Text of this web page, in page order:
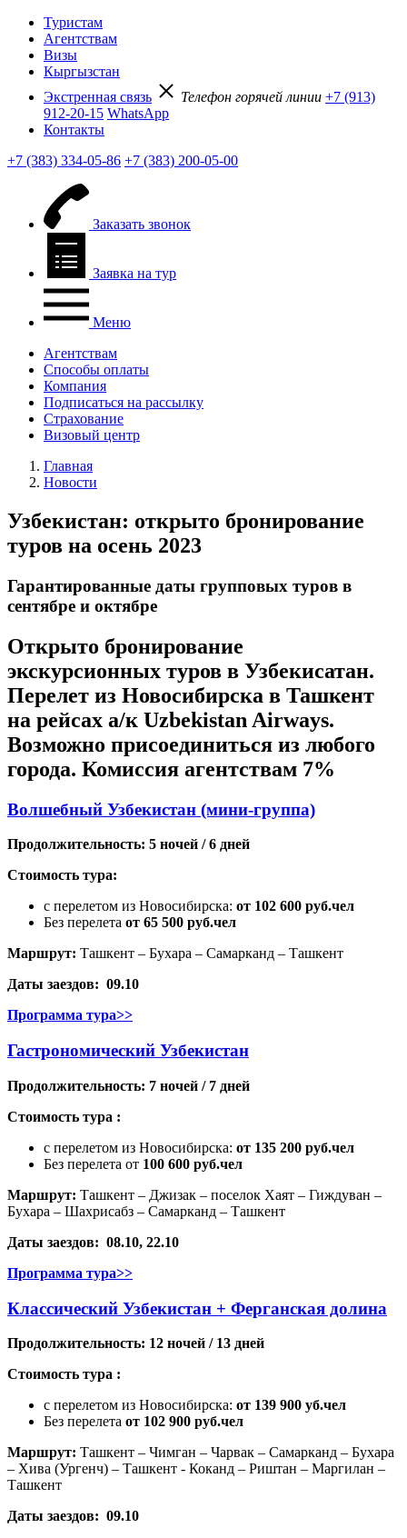
Туристам
Агентствам
Визы
Кыргызстан
Экстренная связь
Телефон горячей линии +7 (913)
912-20-15 WhatsApp
Контакты
+7 (383) 334-05-86 +7 (383) 200-05-00
Заказать звонок
Заявка на тур
Меню
Агентствам
Способы оплаты
Компания
Подписаться на рассылку
Страхование
Визовый центр
Главная
Новости
Узбекистан: открыто бронирование
туров на осень 2023
Гарантированные даты групповых туров в
сентябре и октябре
Открыто бронирование
экскурсионных туров в Узбекисатан.
Перелет из Новосибирска в Ташкент
на рейсах а/к Uzbekistan Airways.
Возможно присоединиться из любого
города. Комиссия агентствам 7%
Волшебный Узбекистан (мини-группа)
Продолжительность: 5 ночей / 6 дней
Стоимость тура:
с перелетом из Новосибирска: от 102 600 руб.чел
Без перелета от 65 500 руб.чел
Маршрут: Ташкент – Бухара – Самарканд – Ташкент
Даты заездов: 09.10
Программа тура>>
Гастрономический Узбекистан
Продолжительность: 7 ночей / 7 дней
Стоимость тура :
с перелетом из Новосибирска: от 135 200 руб.чел
Без перелета от 100 600 руб.чел
Маршрут: Ташкент – Джизак – поселок Хаят – Гиждуван –
Бухара – Шахрисабз – Самарканд – Ташкент
Даты заездов: 08.10, 22.10
Программа тура>>
Классический Узбекистан + Ферганская долина
Продолжительность: 12 ночей / 13 дней
Стоимость тура :
с перелетом из Новосибирска: от 139 900 уб.чел
Без перелета от 102 900 руб.чел
Маршрут: Ташкент – Чимган – Чарвак – Самарканд – Бухара
– Хива (Ургенч) – Ташкент - Коканд – Риштан – Маргилан –
Ташкент
Даты заездов: 09.10